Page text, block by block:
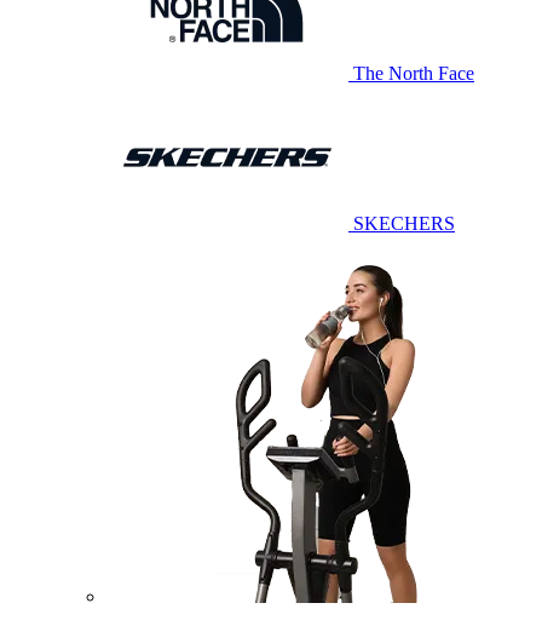
The North Face
SKECHERS